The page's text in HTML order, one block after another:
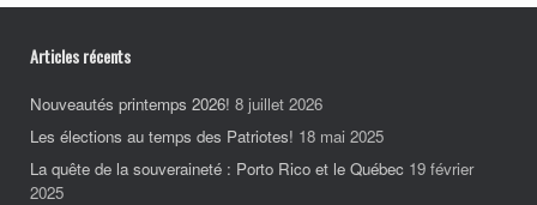
Articles récents
Nouveautés printemps 2026! 8 juillet 2026
Les élections au temps des Patriotes! 18 mai 2025
La quête de la souveraineté : Porto Rico et le Québec 19 février
2025